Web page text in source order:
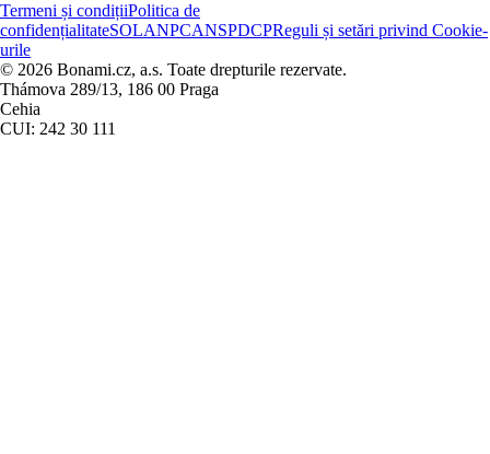
Termeni și condițiiPolitica de
confidențialitateSOLANPCANSPDCPReguli și setări privind Cookie-
urile
© 2026 Bonami.cz, a.s. Toate drepturile rezervate.
Thámova 289/13, 186 00 Praga
Cehia
CUI: 242 30 111